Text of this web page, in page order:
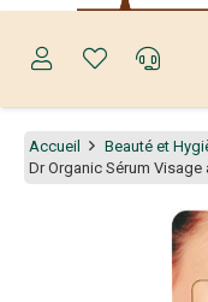
Accueil Beauté et
Dr Organic Sérum Visage